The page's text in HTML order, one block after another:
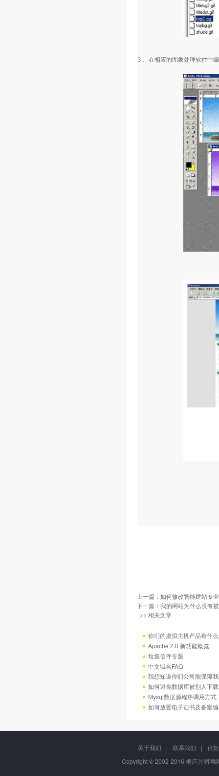
3． 在相应的图象处理软件中
上一篇： 如何修改智能建站专
下一篇： 我的网站为什么没有
>> 相关文章
你们的虚拟主机产品有什
Apache 2.0 新功能概览
垃圾信件专题
中文域名FAQ
我想知道你们公司能保障
如何避免数据库被别人下
Mysql数据源程序调用方
如何放置电子证书及备案
关于我们 | 联系我们 |
付
Copyright © 2002-2016 桐庐兴润